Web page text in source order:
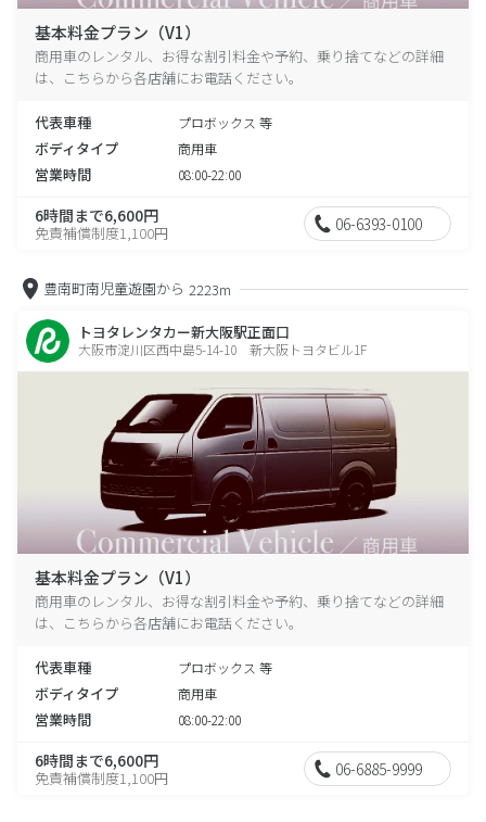
基本料金プラン（V1）
商用車のレンタル、お得な割引料金や予約、乗り捨てなどの詳細
は、こちらから各店舗にお電話ください。
代表車種 プロボックス 等
ボディタイプ 商用車
営業時間 08:00-22:00
6時間まで6,600円
免責補償制度1,100円 06-6393-0100
豊南町南児童遊園から 2223m
トヨタレンタカー新大阪駅正面口
大阪市淀川区西中島5-14-10 新大阪トヨタビル1F
基本料金プラン（V1）
商用車のレンタル、お得な割引料金や予約、乗り捨てなどの詳細
は、こちらから各店舗にお電話ください。
代表車種 プロボックス 等
ボディタイプ 商用車
営業時間 08:00-22:00
6時間まで6,600円
免責補償制度1,100円 06-6885-9999